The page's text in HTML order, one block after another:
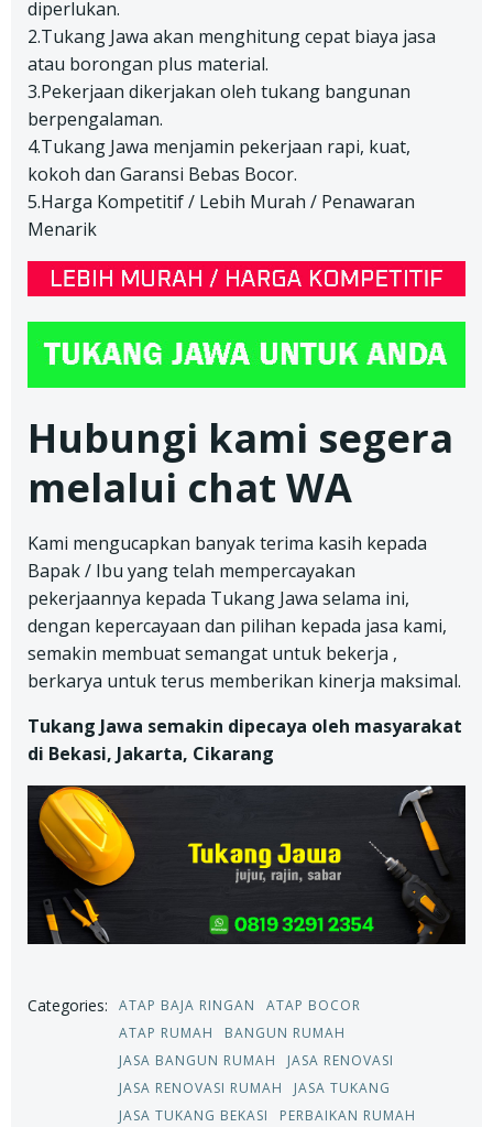
diperlukan.
2.Tukang Jawa akan menghitung cepat biaya jasa
atau borongan plus material.
3.Pekerjaan dikerjakan oleh tukang bangunan
berpengalaman.
4.Tukang Jawa menjamin pekerjaan rapi, kuat,
kokoh dan Garansi Bebas Bocor.
5.Harga Kompetitif / Lebih Murah / Penawaran
Menarik
Hubungi kami segera
melalui chat WA
Kami mengucapkan banyak terima kasih kepada
Bapak / Ibu yang telah mempercayakan
pekerjaannya kepada Tukang Jawa selama ini,
dengan kepercayaan dan pilihan kepada jasa kami,
semakin membuat semangat untuk bekerja ,
berkarya untuk terus memberikan kinerja maksimal.
Tukang Jawa semakin dipecaya oleh masyarakat
di Bekasi, Jakarta, Cikarang
Categories: ATAP BAJA RINGAN
ATAP BOCOR
ATAP RUMAH
BANGUN RUMAH
JASA BANGUN RUMAH
JASA RENOVASI
JASA RENOVASI RUMAH
JASA TUKANG
JASA TUKANG BEKASI
PERBAIKAN RUMAH